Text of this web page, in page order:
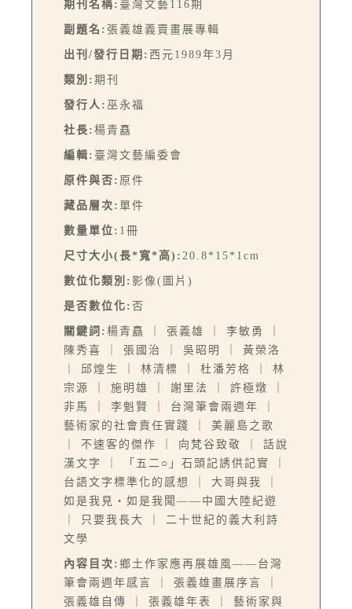
期刊名稱: 臺灣文藝116期
副題名: 張義雄義賣畫展專輯
出刊/發行日期: 西元1989年3月
類別: 期刊
發行人: 巫永福
社長: 楊青矗
編輯: 臺灣文藝編委會
原件與否: 原件
藏品層次: 單件
數量單位: 1冊
尺寸大小(長*寬*高): 20.8*15*1cm
數位化類別: 影像(圖片)
是否數位化: 否
關鍵詞: 楊青矗 ｜ 張義雄 ｜ 李敏勇 ｜
陳秀喜 ｜ 張國治 ｜ 吳昭明 ｜ 黃榮洛
｜ 邱煌生 ｜ 林清標 ｜ 杜潘芳格 ｜ 林
宗源 ｜ 施明雄 ｜ 謝里法 ｜ 許極燉 ｜
非馬 ｜ 李魁賢 ｜ 台灣筆會兩週年 ｜
藝術家的社會責任實踐 ｜ 美麗島之歌
｜ 不速客的傑作 ｜ 向梵谷致敬 ｜ 話說
漢文字 ｜ 「五二○」石頭記誘供記實 ｜
台語文字標準化的感想 ｜ 大哥與我 ｜
如是我見‧如是我聞——中國大陸紀遊
｜ 只要我長大 ｜ 二十世紀的義大利詩
文學
內容目次: 鄉土作家應再展雄風——台灣
筆會兩週年感言 ｜ 張義雄畫展序言 ｜
張義雄自傳 ｜ 張義雄年表 ｜ 藝術家與